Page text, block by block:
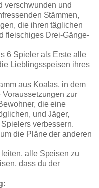
verschwunden und
Stämmen,
die ihren täglichen
fleischiges Drei-Gänge-
6 Spieler als Erste alle
Lieblingsspeisen ihres
aus Koalas, in dem
zur
die eine
und Jäger,
verbessern.
die Pläne der anderen
alle Speisen zu
dass du der